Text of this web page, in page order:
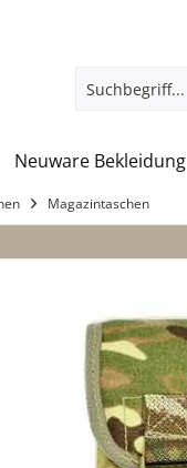
Neuware Bekleidung
Magazintaschen